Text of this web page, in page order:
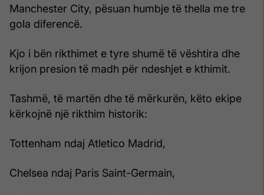
Manchester City, pësuan humbje të thella me tre
gola diferencë.
Kjo i bën rikthimet e tyre shumë të vështira dhe
krijon presion të madh për ndeshjet e kthimit.
Tashmë, të martën dhe të mërkurën, këto ekipe
kërkojnë një rikthim historik:
Tottenham ndaj Atletico Madrid,
Chelsea ndaj Paris Saint-Germain,